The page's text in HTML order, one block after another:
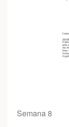
Semana 8